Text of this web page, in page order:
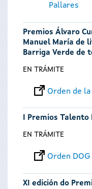
Pallares
Premios Álvaro
Manuel María de
Barriga Verde de
EN TRÁMITE
Orden de
I Premios Talento
EN TRÁMITE
Orden
XI edición do